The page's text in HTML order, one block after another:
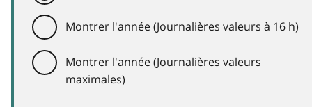
Montrer l'année (Journalières valeurs à 16 h)
Montrer l'année (Journalières valeurs
maximales)